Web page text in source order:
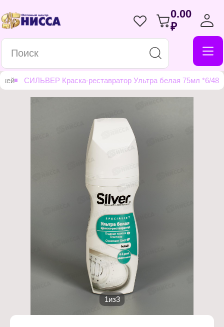
0.00
₽
СИЛЬВЕР Краска-реставратор Ультра белая 75мл *6/48
1из3